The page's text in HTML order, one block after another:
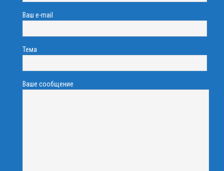
Ваш e-mail
Тема
Ваше сообщение